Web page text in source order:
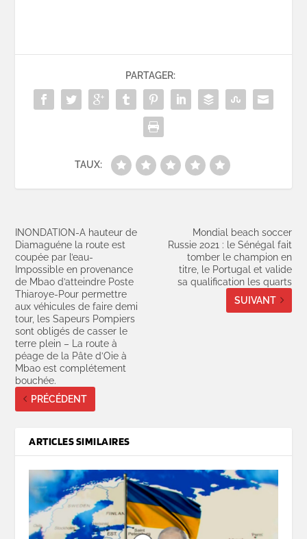
PARTAGER:
TAUX:
INONDATION-A hauteur de
Diamaguéne la route est
coupée par l’eau-
Impossible en provenance
de Mbao d’atteindre Poste
Thiaroye-Pour permettre
aux véhicules de faire demi
tour, les Sapeurs Pompiers
sont obligés de casser le
terre plein – La route à
péage de la Pâte d’Oie à
Mbao est complétement
bouchée.
PRÉCÉDENT
Mondial beach soccer
Russie 2021 : le Sénégal fait
tomber le champion en
titre, le Portugal et valide
sa qualification les quarts
SUIVANT
ARTICLES SIMILAIRES